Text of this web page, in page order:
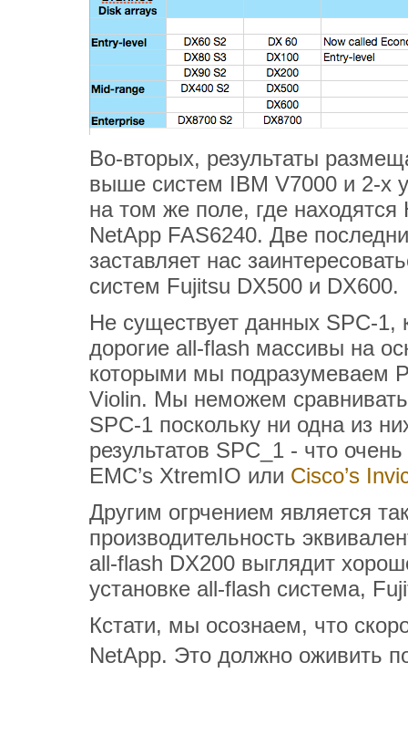
Во-вторых, результаты
выше систем IBM V7000 и 2-х
на том же поле, где
NetApp FAS6240. Две
заставляет нас
систем Fujitsu DX500 и DX600.
Не существует данных SPC-1,
дорогие all-flash массивы на
которыми мы подразумеваем
Violin. Мы неможем
SPC-1 поскольку ни одна из
результатов SPC_1 - что
EMC’s XtremIO или Cisco’s
Другим огрчением является
производительность
all-flash DX200 выглядит
установке all-flash система,
Кстати, мы осознаем, что
NetApp. Это должно оживить